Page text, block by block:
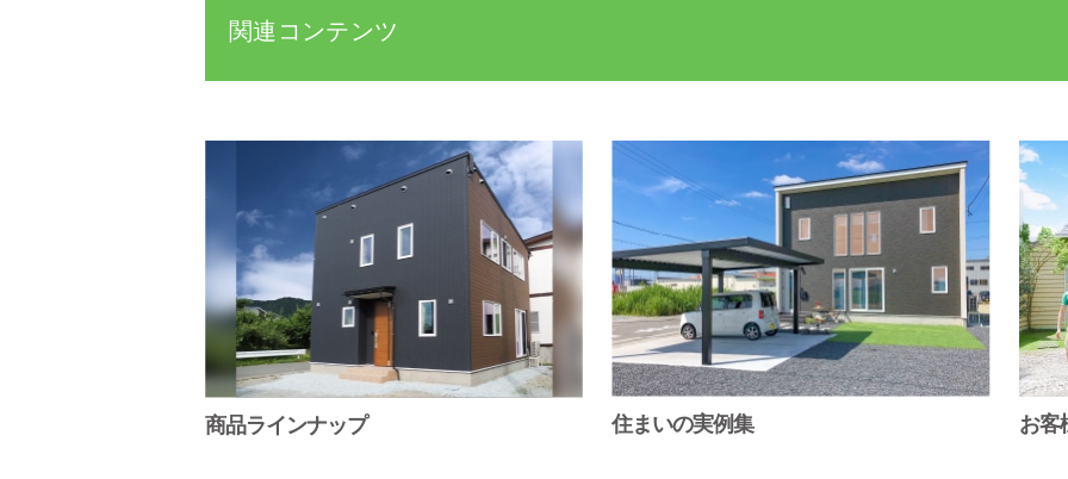
関連コンテンツ
商品ラインナップ 住まいの実例集 お客